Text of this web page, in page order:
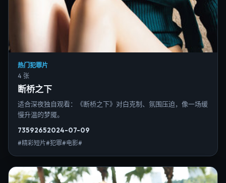
热门犯罪片
4 张
断桥之下
适合深夜独自观看：《断桥之下》对白克制、氛围压迫，像一场缓
慢升温的梦魇。
73592652024-07-09
#精彩短片#犯罪#电影#